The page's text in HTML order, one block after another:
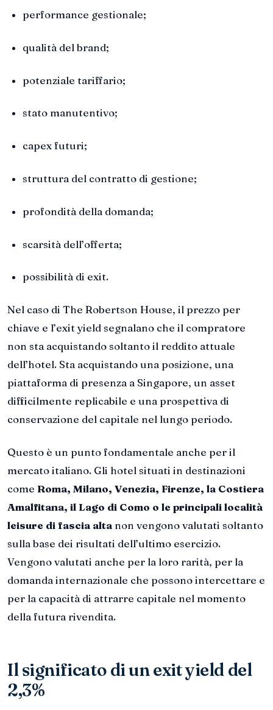
performance gestionale;
qualità del brand;
potenziale tariffario;
stato manutentivo;
capex futuri;
struttura del contratto di gestione;
profondità della domanda;
scarsità dell’offerta;
possibilità di exit.
Nel caso di The Robertson House, il prezzo per
chiave e l’exit yield segnalano che il compratore
non sta acquistando soltanto il reddito attuale
dell’hotel. Sta acquistando una posizione, una
piattaforma di presenza a Singapore, un asset
difficilmente replicabile e una prospettiva di
conservazione del capitale nel lungo periodo.
Questo è un punto fondamentale anche per il
mercato italiano. Gli hotel situati in destinazioni
come Roma, Milano, Venezia, Firenze, la Costiera
Amalfitana, il Lago di Como o le principali località
leisure di fascia alta non vengono valutati soltanto
sulla base dei risultati dell’ultimo esercizio.
Vengono valutati anche per la loro rarità, per la
domanda internazionale che possono intercettare e
per la capacità di attrarre capitale nel momento
della futura rivendita.
Il significato di un exit yield del
2,3%